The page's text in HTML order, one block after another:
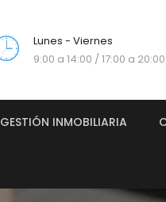
Lunes - Viernes
9:00 a 14:00 / 17:00 a 20:00
GESTIÓN INMOBILIARIA